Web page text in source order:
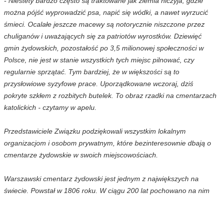
można pójść wyprowadzić psa, napić się wódki, a nawet wyrzucić
śmieci. Ocalałe jeszcze macewy są notorycznie niszczone przez
chuliganów i uważających się za patriotów wyrostków. Dziewięć
gmin żydowskich, pozostałość po 3,5 milionowej społeczności w
Polsce, nie jest w stanie wszystkich tych miejsc pilnować, czy
regularnie sprzątać. Tym bardziej, że w większości są to
przysłowiowe syzyfowe prace. Uporządkowane wczoraj, dziś
pokryte szkłem z rozbitych butelek. To obraz rzadki na cmentarzach
katolickich - czytamy w apelu.
Przedstawiciele Związku podziękowali wszystkim lokalnym
organizacjom i osobom prywatnym, które bezinteresownie dbają o
cmentarze żydowskie w swoich miejscowościach.
Warszawski cmentarz żydowski jest jednym z największych na
świecie. Powstał w 1806 roku. W ciągu 200 lat pochowano na nim